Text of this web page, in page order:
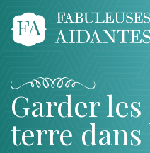
Garder
terre